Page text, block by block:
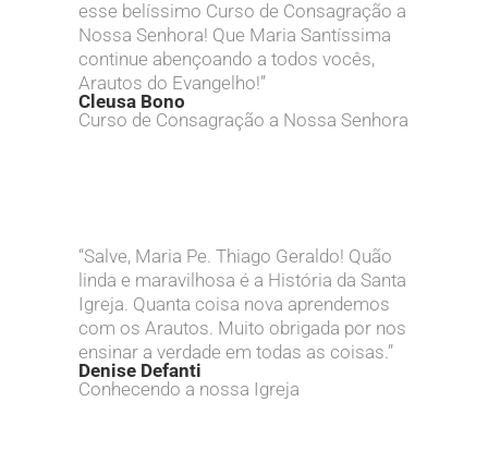
esse belíssimo Curso de Consagração a
Nossa Senhora! Que Maria Santíssima
continue abençoando a todos vocês,
Arautos do Evangelho!”
Cleusa Bono
Curso de Consagração a Nossa Senhora
“Salve, Maria Pe. Thiago Geraldo! Quão
linda e maravilhosa é a História da Santa
Igreja. Quanta coisa nova aprendemos
com os Arautos. Muito obrigada por nos
ensinar a verdade em todas as coisas.”
Denise Defanti
Conhecendo a nossa Igreja